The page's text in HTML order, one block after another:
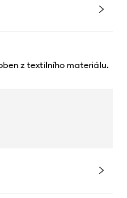
z textilního materiálu.